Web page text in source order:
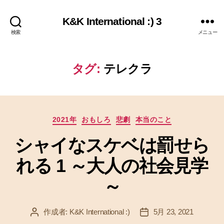
検索
K&K International :) 3
メニュー
タグ: テレクラ
カ
ゴ
リ
ー
2021年 おもしろ 悲劇 本当のこと
シャイなスケベは罰せら
れる 1 ～大人の社会見学
～
投 作成者: K&K International :)
投
5月 23, 2021